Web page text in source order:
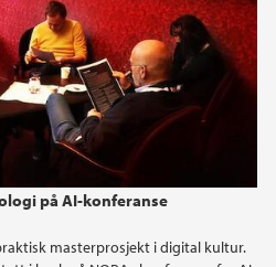
på AI-konferanse
masterprosjekt i digital kultur.
2009